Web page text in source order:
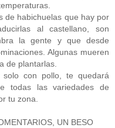
de habichuelas que hay por
al castellano, son
la gente y que desde
Algunas mueren
de plantarlas.
con pollo, te quedará
todas las variedades de
tu zona.
UN BESO